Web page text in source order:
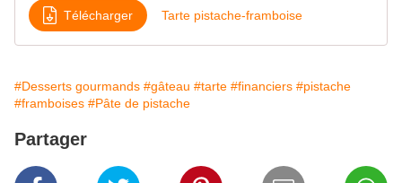
Télécharger Tarte pistache-framboise
#Desserts gourmands #gâteau #tarte #financiers #pistache
#framboises #Pâte de pistache
Partager